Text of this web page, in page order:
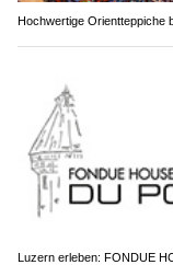
Hochwertige Orientteppiche
Luzern erleben: FONDUE